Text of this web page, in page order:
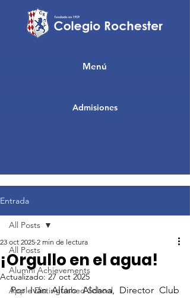
Admisiones
Menú
Entrada
All Posts
Alumni Achievements
Apple Distinguished School
All Posts
¡Orgullo en el agua!
23 oct 2025 2 min de lectura
Actualizado:27 oct 2025
Por Iván Alfaro Aldana, Director Club